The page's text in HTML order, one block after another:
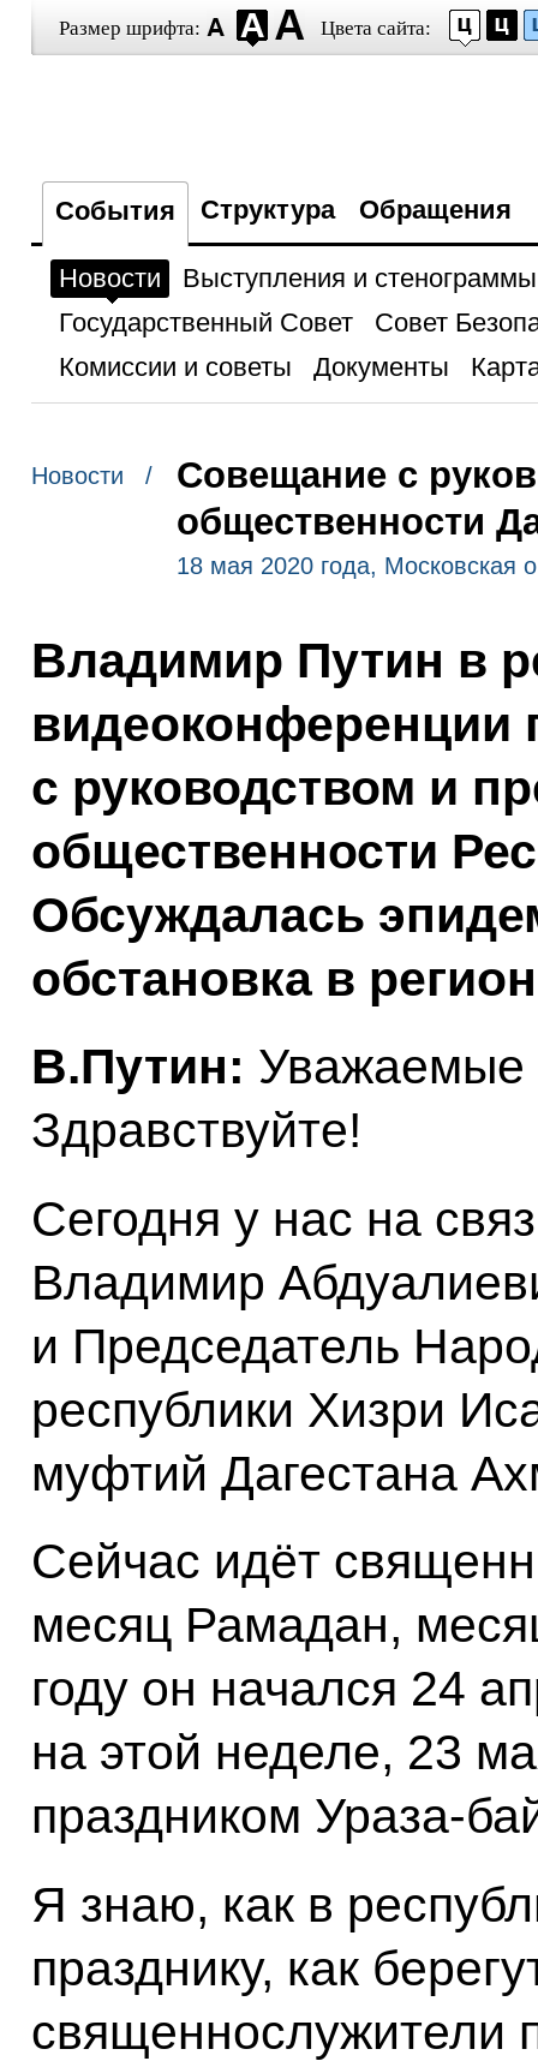
Размер шрифта: Цвета сайта:
События Структура Обращения
Новости
Выступления и стенограммы
Государственный Совет
Совет
Комиссии и советы
Документы
Новости /
Совещание с
общественности
18 мая 2020 года, Московская
Владимир Путин в
видеоконференции
с руководством и
общественности
Обсуждалась
обстановка в
В.Путин: Уважаемые
Здравствуйте!
Сегодня у нас на
Владимир
и Председатель
республики Хизри
муфтий Дагестана
Сейчас идёт
месяц Рамадан,
году он начался 24
на этой неделе, 23
праздником Ураза-
Я знаю, как в
празднику, как
священнослужители